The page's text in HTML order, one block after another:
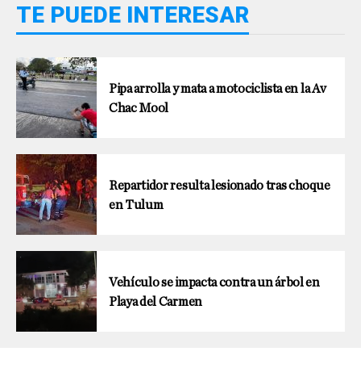
TE PUEDE INTERESAR
Pipa arrolla y mata a motociclista en la Av
Chac Mool
Repartidor resulta lesionado tras choque
en Tulum
Vehículo se impacta contra un árbol en
Playa del Carmen